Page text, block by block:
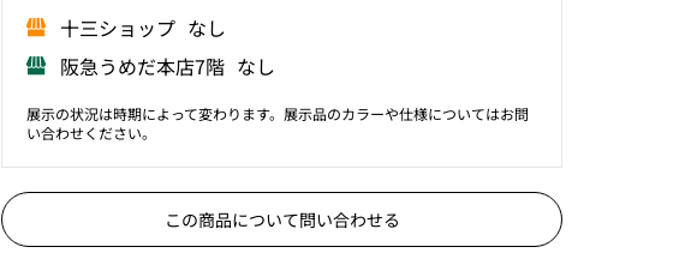
⼗三ショップ なし
阪急うめだ本店7階 なし
展示の状況は時期によって変わります。展示品のカラーや仕様についてはお問
い合わせください。
この商品について問い合わせる